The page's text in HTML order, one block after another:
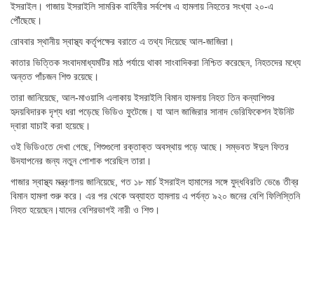
ইসরাইল। গাজায় ইসরাইলি সামরিক বাহিনীর সর্বশেষ এ হামলায় নিহতের সংখ্যা ২০-এ
পৌঁছেছে।
রোববার স্থানীয় স্বাস্থ্য কর্তৃপক্ষের বরাতে এ তথ্য দিয়েছে আল-জাজিরা।
কাতার ভিত্তিক সংবাদমাধ্যমটির মাঠ পর্যায়ে থাকা সাংবাদিকরা নিশ্চিত করেছেন, নিহতদের মধ্যে
অন্তত পাঁচজন শিশু রয়েছে।
তারা জানিয়েছে, আল-মাওয়াসি এলাকায় ইসরাইলি বিমান হামলায় নিহত তিন কন্যাশিশুর
হৃদয়বিদারক দৃশ্য ধরা পড়েছে ভিডিও ফুটেজে। যা আল জাজিরার সানাদ ভেরিফিকেশন ইউনিট
দ্বারা যাচাই করা হয়েছে।
ওই ভিডিওতে দেখা গেছে, শিশুগুলো রক্তাক্ত অবস্থায় পড়ে আছে। সম্ভবত ঈদুল ফিতর
উদযাপনের জন্য নতুন পোশাক পরেছিল তারা।
গাজার স্বাস্থ্য মন্ত্রণালয় জানিয়েছে, গত ১৮ মার্চ ইসরাইল হামাসের সঙ্গে যুদ্ধবিরতি ভেঙে তীব্র
বিমান হামলা শুরু করে। এর পর থেকে অব্যাহত হামলায় এ পর্যন্ত ৯২০ জনের বেশি ফিলিস্তিনি
নিহত হয়েছেন।যাদের বেশিরভাগই নারী ও শিশু।